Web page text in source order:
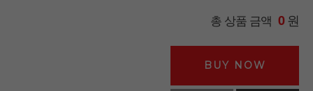
총 상품 금액 0원
BUY NOW